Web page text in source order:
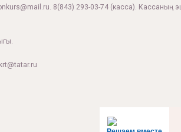
. 8(843) 293-03-74 (касса). Кассаның